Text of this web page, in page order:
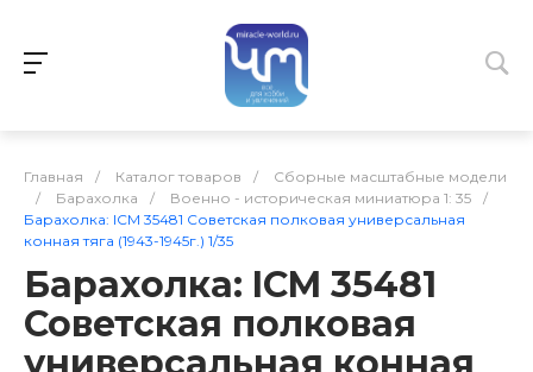
Главная / Каталог товаров /
Сборные масштабные модели
/
Барахолка / Военно - историческая миниатюра 1: 35
/
Барахолка: ICM 35481 Советская полковая универсальная
конная тяга (1943-1945г.) 1/35
Барахолка: ICM 35481
Советская полковая
универсальная конная